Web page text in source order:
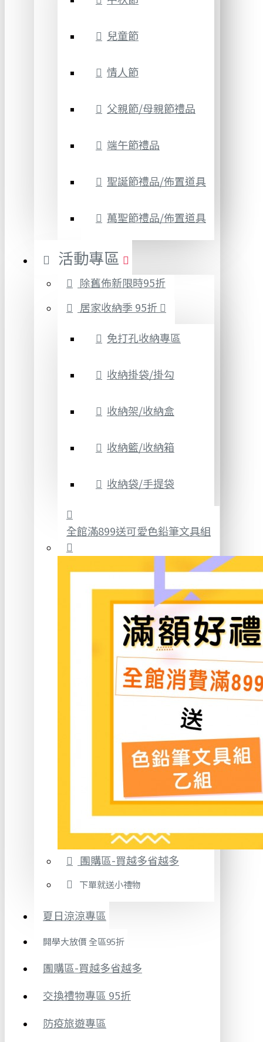
兒童節
情人節
父親節/母親節禮品
端午節禮品
聖誕節禮品/佈置道具
萬聖節禮品/佈置道具
活動專區
除舊佈新限時95折
居家收納季 95折
免打孔收納專區
收納掛袋/掛勾
收納架/收納盒
收納籃/收納箱
收納袋/手提袋
全館滿899送可愛色鉛筆文具組
團購區-買越多省越多
下單就送小禮物
夏日涼涼專區
開學大放價 全區95折
團購區-買越多省越多
交換禮物專區 95折
防疫旅遊專區